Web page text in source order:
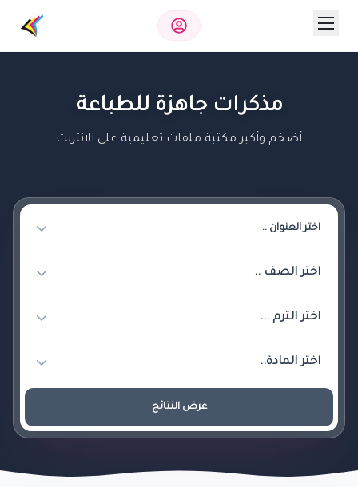
مذكرات جاهزة للطباعة
أضخم وأكبر مكتبة ملفات تعليمية على الانترنت
عرض النتائج